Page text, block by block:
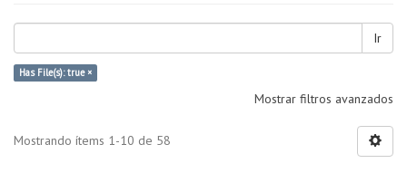
Ir
Has File(s): true ×
Mostrar filtros avanzados
Mostrando ítems 1-10 de 58